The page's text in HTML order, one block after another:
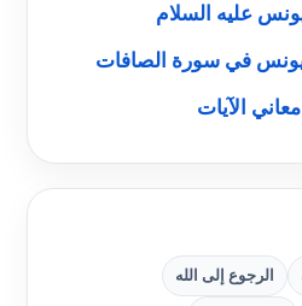
الرجوع إلى الله